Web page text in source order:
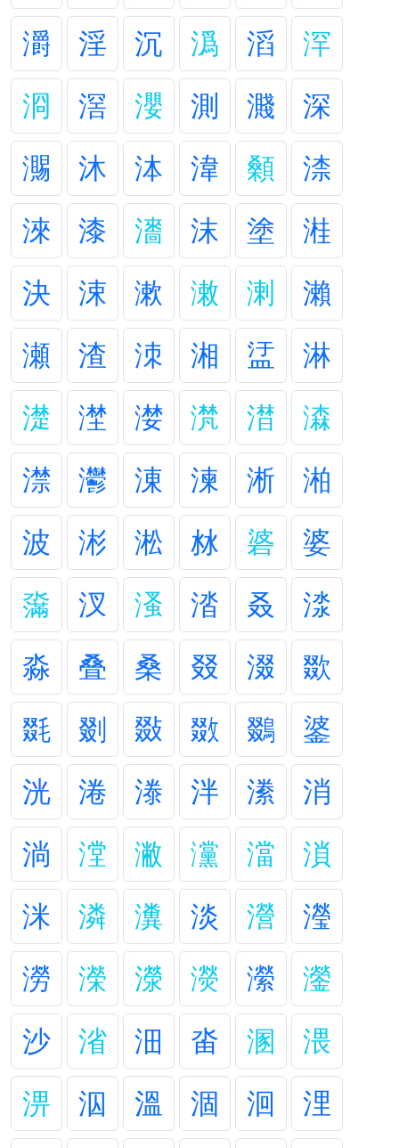
灂
淫 沉 潙 滔
浫
浻
滘 瀴 測 濺
深
瀃
沐 泍 湋 顙
渿
淶
漆 瀒 沫 塗
溎
決
涑 漱 潄 溂
瀨
瀬
渣 洓 湘 盓
淋
濋
漜 漤 滼 澘
潹
澿
灪 涷 湅 淅
湐
波
涁 淞 沝 碆
婆
濷
汊 溞 涾 叒
渁
淼
叠 桑 叕 涰
欼
毲
剟 敠 敪 鵽
錃
洸
淃 漛 泮 潫
消
淌
漟 潎 灙 澢
溑
洣
潾 瀵 淡 瀯
瀅
澇
濚 濴 濙 瀠
灐
沙
渻 沺 畓 溷
渨
淠
泅 溫 涸 洄
浬